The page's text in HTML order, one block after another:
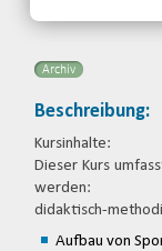
Archiv
Beschreibung:
Kursinhalte:
Dieser Kurs
werden:
didaktisch-
Aufbau von